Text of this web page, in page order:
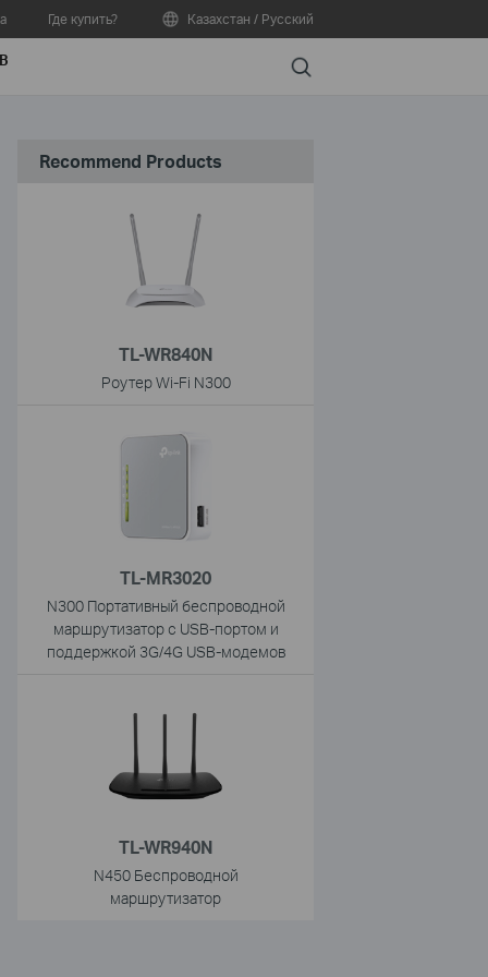
Где купить? Казахстан / Русский
Search
Recommend Products
TL-WR840N
Роутер Wi-Fi N300
TL-MR3020
N300 Портативный беспроводной
маршрутизатор с USB-портом и
поддержкой 3G/4G USB-модемов
TL-WR940N
N450 Беспроводной
маршрутизатор